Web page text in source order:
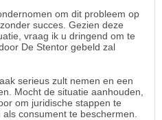
om dit probleem op
succes. Gezien deze
vraag ik u dringend om te
De Stentor gebeld zal
serieus zult nemen en een
Mocht de situatie aanhouden,
om juridische stappen te
consument te beschermen.